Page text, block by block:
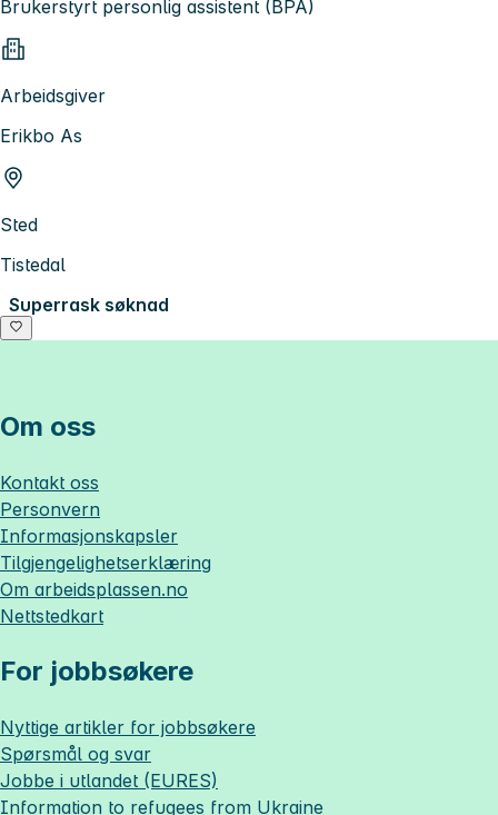
Brukerstyrt personlig assistent (BPA)
Arbeidsgiver
Erikbo As
Sted
Tistedal
Superrask søknad
Om oss
Kontakt oss
Personvern
Informasjonskapsler
Tilgjengelighetserklæring
Om arbeidsplassen.no
Nettstedkart
For jobbsøkere
Nyttige artikler for jobbsøkere
Spørsmål og svar
Jobbe i utlandet (EURES)
Information to refugees from Ukraine